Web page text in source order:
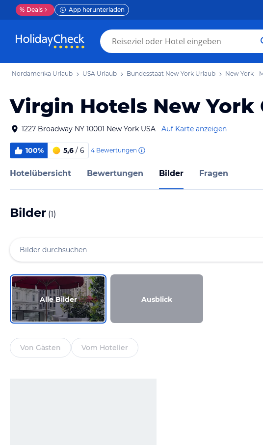
% Deals App herunterladen
Nordamerika Urlaub USA Urlaub Bundesstaat New York Urlaub New York -
Virgin Hotels New York
1227 Broadway NY 10001 New York USA Auf Karte anzeigen
100% 5,6 / 6 4 Bewertungen
Hotelübersicht Bewertungen Bilder Fragen
Bilder (1)
Alle Bilder Ausblick
Von Gästen Vom Hotelier